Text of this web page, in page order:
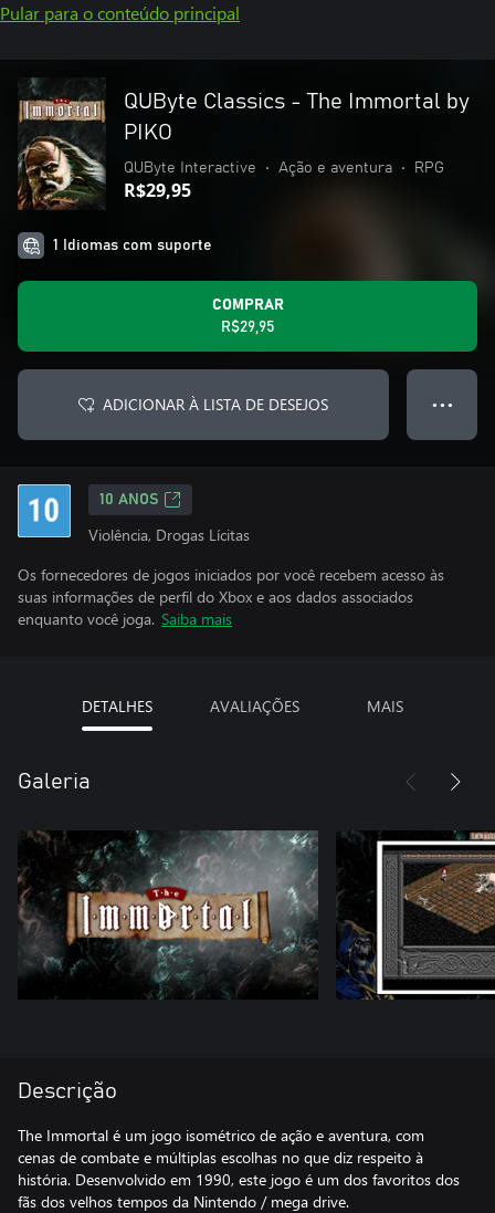
Pular para o conteúdo principal
QUByte Classics - The Immortal by
PIKO
QUByte Interactive • Ação e aventura • RPG
R$29,95
1 Idiomas com suporte
COMPRAR
R$29,95
ADICIONAR À LISTA DE DESEJOS ● ● ●
10 ANOS
Violência, Drogas Lícitas
Os fornecedores de jogos iniciados por você recebem acesso às
suas informações de perfil do Xbox e aos dados associados
enquanto você joga. Saiba mais
DETALHES AVALIAÇÕES MAIS
Galeria
Descrição
The Immortal é um jogo isométrico de ação e aventura, com
cenas de combate e múltiplas escolhas no que diz respeito à
história. Desenvolvido em 1990, este jogo é um dos favoritos dos
fãs dos velhos tempos da Nintendo / mega drive.